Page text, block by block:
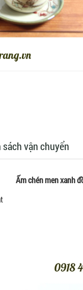
sách vận chuyển
Ấm chén men xanh